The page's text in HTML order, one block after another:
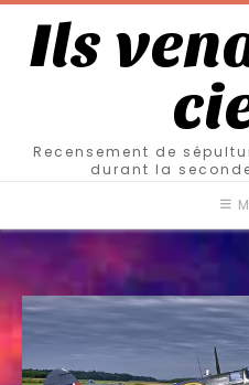
Ils
Recensement de
durant la